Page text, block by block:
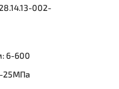
002-
6-600
25МПа